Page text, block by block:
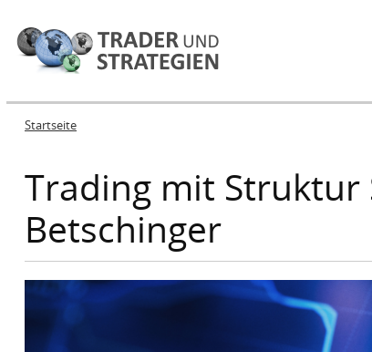
Sie sind hier
Startseite
Trading mit Struktur
Betschinger